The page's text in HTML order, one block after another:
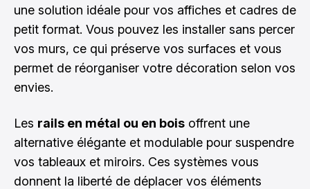
une solution idéale pour vos affiches et cadres de
petit format. Vous pouvez les installer sans percer
vos murs, ce qui préserve vos surfaces et vous
permet de réorganiser votre décoration selon vos
envies.
Les rails en métal ou en bois offrent une
alternative élégante et modulable pour suspendre
vos tableaux et miroirs. Ces systèmes vous
donnent la liberté de déplacer vos éléments